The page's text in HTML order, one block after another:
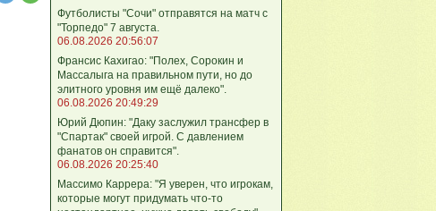
Футболисты "Сочи" отправятся на матч с
"Торпедо" 7 августа.
06.08.2026 20:56:07
Франсис Кахигао: "Полех, Сорокин и
Массалыга на правильном пути, но до
элитного уровня им ещё далеко".
06.08.2026 20:49:29
Юрий Дюпин: "Даку заслужил трансфер в
"Спартак" своей игрой. С давлением
фанатов он справится".
06.08.2026 20:25:40
Массимо Каррера: "Я уверен, что игрокам,
которые могут придумать что-то